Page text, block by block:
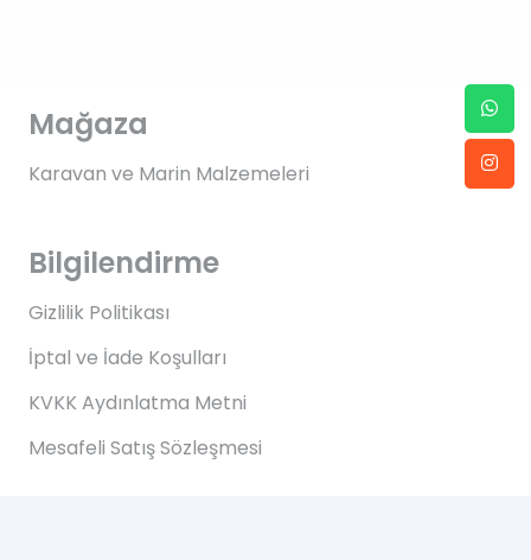
Mağaza
Karavan ve Marin Malzemeleri
Bilgilendirme
Gizlilik Politikası
İptal ve İade Koşulları
KVKK Aydınlatma Metni
Mesafeli Satış Sözleşmesi